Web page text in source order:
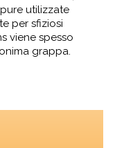
utilizzate
per sfiziosi
viene spesso
grappa.